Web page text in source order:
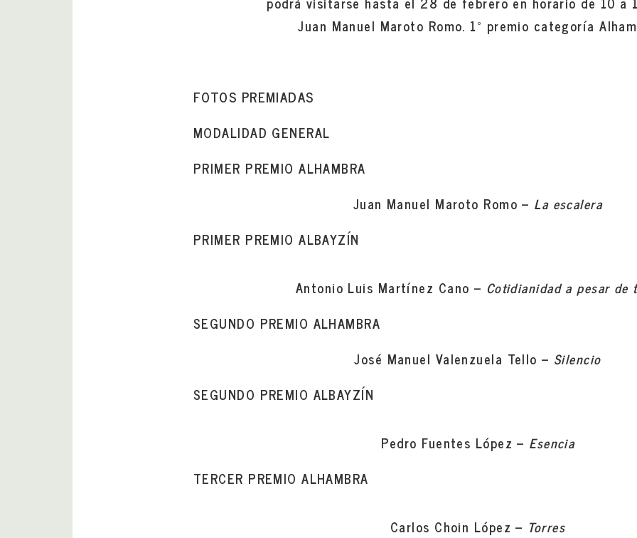
Juan Manuel Maroto Romo. 1º premio categoría
FOTOS PREMIADAS
MODALIDAD GENERAL
PRIMER PREMIO ALHAMBRA
Juan Manuel Maroto Romo – La escalera
PRIMER PREMIO ALBAYZÍN
Antonio Luis Martínez Cano – Cotidianidad a pesar de
SEGUNDO PREMIO ALHAMBRA
José Manuel Valenzuela Tello – Silencio
SEGUNDO PREMIO ALBAYZÍN
Pedro Fuentes López – Esencia
TERCER PREMIO ALHAMBRA
Carlos Choin López – Torres